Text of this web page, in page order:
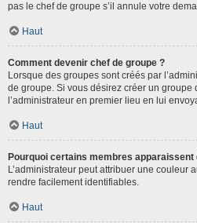
pas le chef de groupe s’il annule votre
Haut
Comment devenir chef de groupe ?
Lorsque des groupes sont créés par
de groupe. Si vous désirez créer un groupe
l’administrateur en premier lieu en lui
Haut
Pourquoi certains membres
L’administrateur peut attribuer une couleur
rendre facilement identifiables.
Haut